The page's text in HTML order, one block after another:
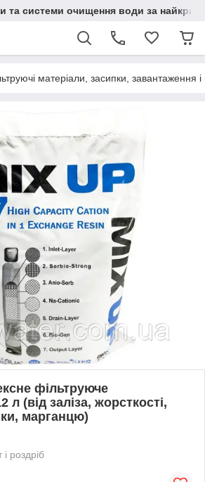
та системи очищення води за
матеріали, засипки,
фільтруюче
л (від заліза, жорсткості,
марганцю)
роздріб